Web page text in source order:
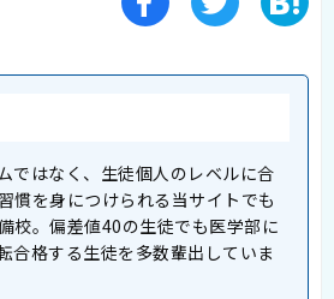
ではなく、生徒個人のレベルに合
慣を身につけられる当サイトでも
校。偏差値40の生徒でも医学部に
合格する生徒を多数輩出していま